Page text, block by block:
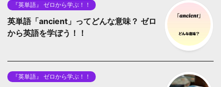
『英単語』 ゼロから学ぶ！！
英単語「ancient」ってどんな意味？ ゼロ
から英語を学ぼう！！
『英単語』 ゼロから学ぶ！！